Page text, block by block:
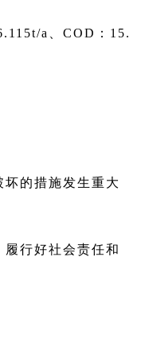
a、COD：15.
坏的措施发生重大
行好社会责任和